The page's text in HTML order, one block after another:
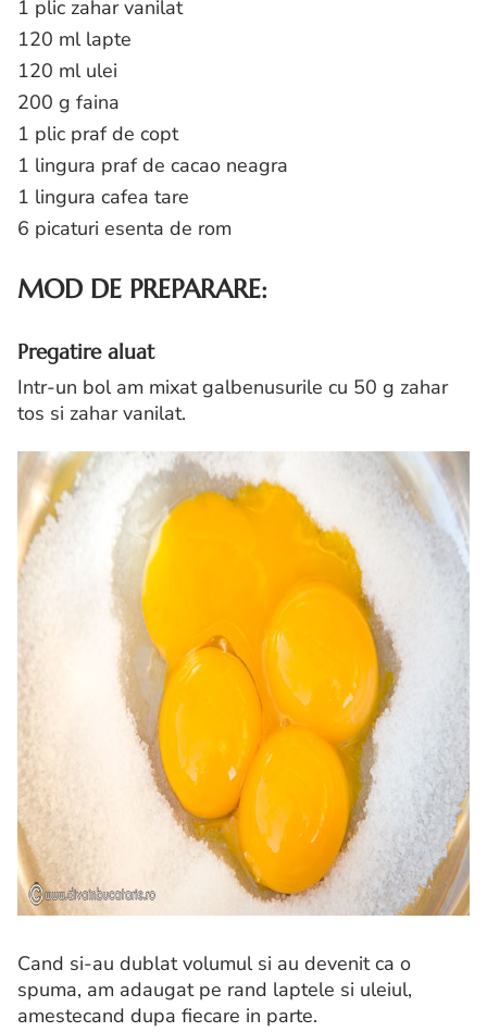
1 plic zahar vanilat
120 ml lapte
120 ml ulei
200 g faina
1 plic praf de copt
1 lingura praf de cacao neagra
1 lingura cafea tare
6 picaturi esenta de rom
MOD DE PREPARARE:
Pregatire aluat
Intr-un bol am mixat galbenusurile cu 50 g zahar
tos si zahar vanilat.
Cand si-au dublat volumul si au devenit ca o
spuma, am adaugat pe rand laptele si uleiul,
amestecand dupa fiecare in parte.